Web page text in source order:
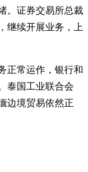
。证券交易所总裁
继续开展业务，上
正常运作，银行和
泰国工业联合会
边境贸易依然正